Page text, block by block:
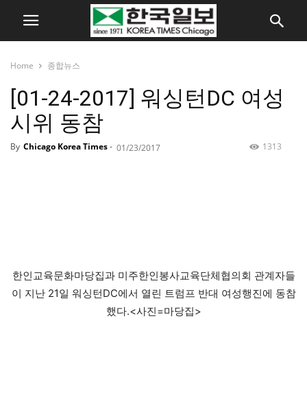
Home 종합뉴스
[01-24-2017] 워싱턴DC 여성
시위 동참
By Chicago Korea Times- 01/23/2017 1313
한인교육문화마당집과 미주한인봉사교육단체협의회 관계자들
이 지난 21일 워싱턴DC에서 열린 트럼프 반대 여성행진에 동참
했다.<사진=마당집>